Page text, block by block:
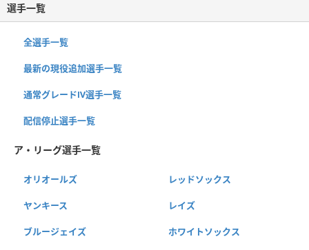
選手一覧
全選手一覧
最新の現役追加選手一覧
通常グレードⅣ選手一覧
配信停止選手一覧
ア・リーグ選手一覧
オリオールズ レッドソックス
ヤンキース レイズ
ブルージェイズ ホワイトソックス